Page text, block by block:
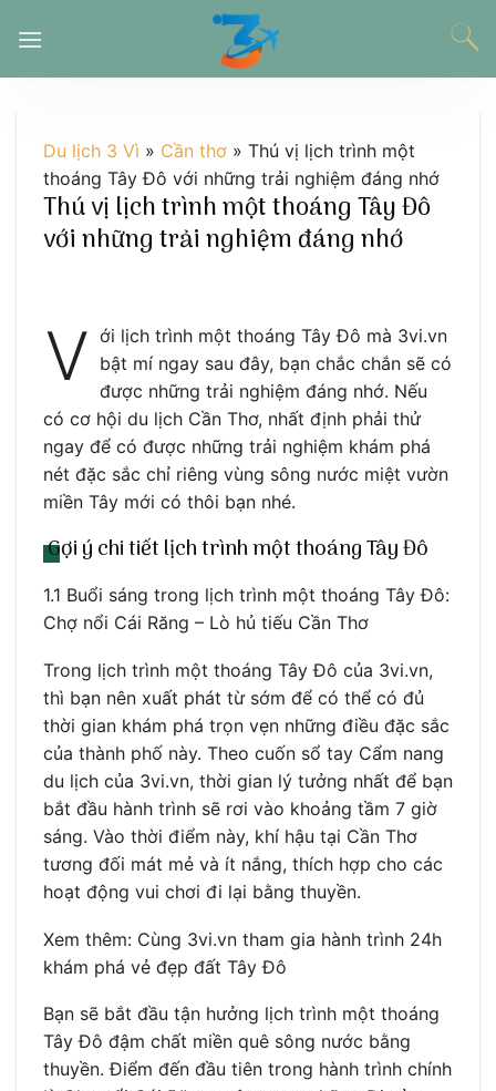
đến
Du lịch 3 Vì » Cần thơ » Thú vị lịch trình một
thoáng Tây Đô với những trải nghiệm đáng nhớ
Thú vị lịch trình một thoáng Tây Đô
với những trải nghiệm đáng nhớ
V ới lịch trình một thoáng Tây Đô mà 3vi.vn
bật mí ngay sau đây, bạn chắc chắn sẽ có
được những trải nghiệm đáng nhớ. Nếu
có cơ hội du lịch Cần Thơ, nhất định phải thử
ngay để có được những trải nghiệm khám phá
nét đặc sắc chỉ riêng vùng sông nước miệt vườn
miền Tây mới có thôi bạn nhé.
Gợi ý chi tiết lịch trình một thoáng Tây Đô
1.1 Buổi sáng trong lịch trình một thoáng Tây Đô:
Chợ nổi Cái Răng – Lò hủ tiếu Cần Thơ
Trong lịch trình một thoáng Tây Đô của 3vi.vn,
thì bạn nên xuất phát từ sớm để có thể có đủ
thời gian khám phá trọn vẹn những điều đặc sắc
của thành phố này. Theo cuốn sổ tay Cẩm nang
du lịch của 3vi.vn, thời gian lý tưởng nhất để bạn
bắt đầu hành trình sẽ rơi vào khoảng tầm 7 giờ
sáng. Vào thời điểm này, khí hậu tại Cần Thơ
tương đối mát mẻ và ít nắng, thích hợp cho các
hoạt động vui chơi đi lại bằng thuyền.
Xem thêm: Cùng 3vi.vn tham gia hành trình 24h
khám phá vẻ đẹp đất Tây Đô
Bạn sẽ bắt đầu tận hưởng lịch trình một thoáng
Tây Đô đậm chất miền quê sông nước bằng
thuyền. Điểm đến đầu tiên trong hành trình chính